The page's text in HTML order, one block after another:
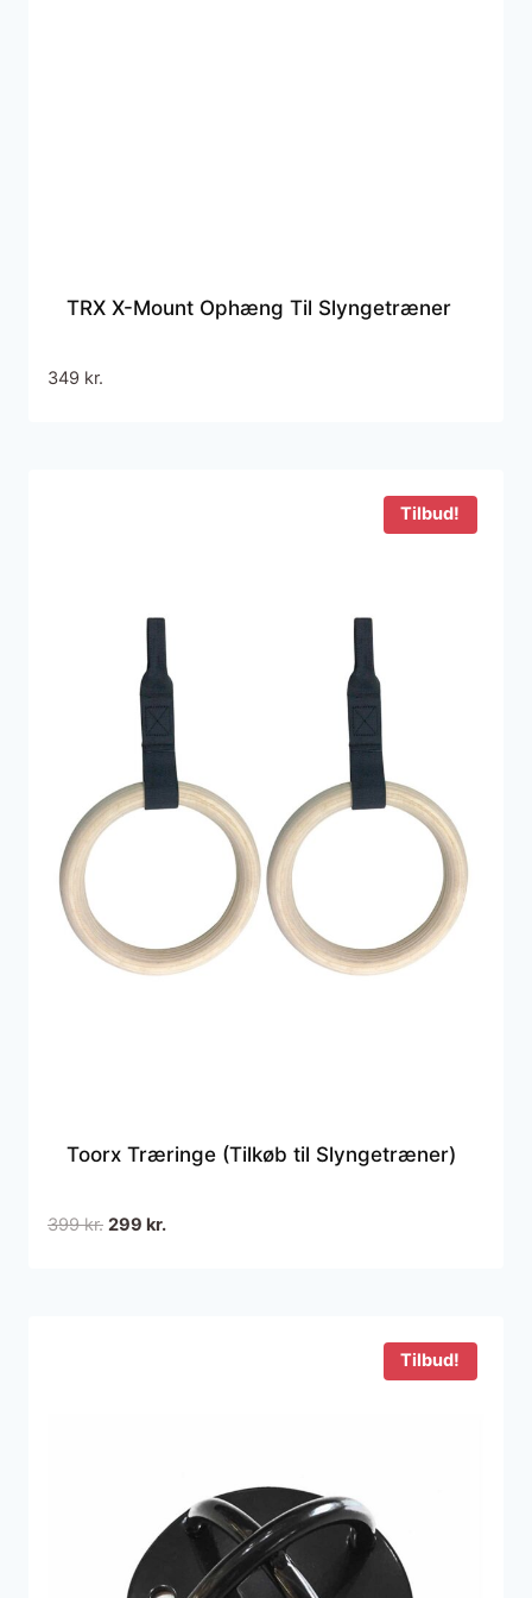
TRX X-Mount Ophæng Til Slyngetræner
349 kr.
Tilbud!
Toorx Træringe (Tilkøb til Slyngetræner)
399kr. Den
299 kr.Den
Tilbud!